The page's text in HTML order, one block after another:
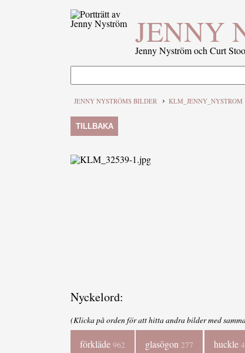
JENNY
Jenny Nyström och Curt
JENNY NYSTRÖMS BILDER › KLM_JENNY_NYSTROM
TILLBAKA
Nyckelord:
(Klicka på orden för att hitta andra bilder med
förkläde 962 glasögon 277 huckle